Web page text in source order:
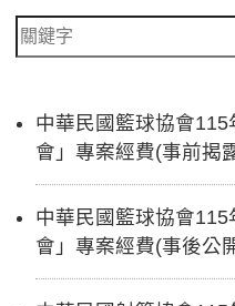
中華民國籃球協會
會」專案經費(事前揭
中華民國籃球協會
會」專案經費(事後公